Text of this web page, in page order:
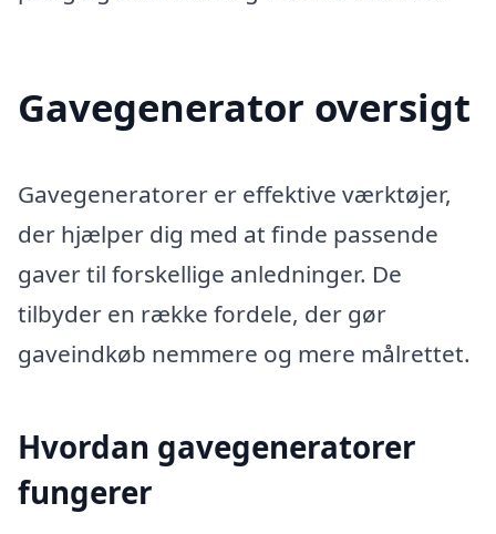
Gavegenerator oversigt
Gavegeneratorer er effektive værktøjer,
der hjælper dig med at finde passende
gaver til forskellige anledninger. De
tilbyder en række fordele, der gør
gaveindkøb nemmere og mere målrettet.
Hvordan gavegeneratorer
fungerer